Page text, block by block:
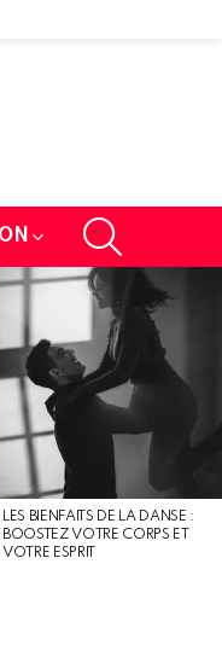
LES BIENFAITS DE LA DANSE :
BOOSTEZ VOTRE CORPS ET
VOTRE ESPRIT